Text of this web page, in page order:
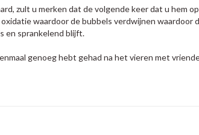
zult u merken dat de volgende keer dat u hem
waardoor de bubbels verdwijnen waardoor
en sprankelend blijft.
genoeg hebt gehad na het vieren met